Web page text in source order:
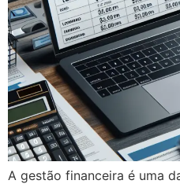
A gestão financeira é uma